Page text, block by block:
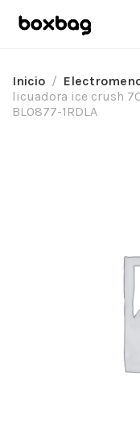
Inicio
licuadora ice crush
BL0877-1RDLA